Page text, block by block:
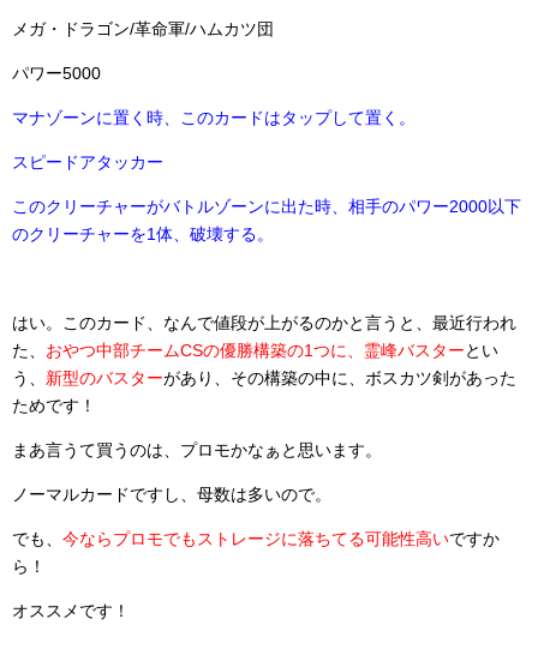
メガ・ドラゴン/革命軍/ハムカツ団
パワー5000
マナゾーンに置く時、このカードはタップして置く。
スピードアタッカー
このクリーチャーがバトルゾーンに出た時、相手のパワー2000以下
のクリーチャーを1体、破壊する。
はい。このカード、なんで値段が上がるのかと言うと、最近行われ
た、 おやつ中部チームCSの優勝構築の1つに、霊峰バスターとい
う、 新型のバスターがあり、その構築の中に、ボスカツ剣があった
ためです！
まあ言うて買うのは、プロモかなぁと思います。
ノーマルカードですし、母数は多いので。
でも、 今ならプロモでもストレージに落ちてる可能性高いですか
ら！
オススメです！